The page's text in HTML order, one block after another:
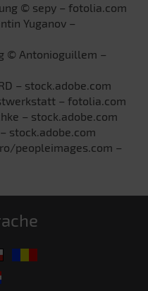
© sepy – fotolia.com
Yuganov –
© Antonioguillem –
– stock.adobe.com
– fotolia.com
– stock.adobe.com
stock.adobe.com
peopleimages.com –